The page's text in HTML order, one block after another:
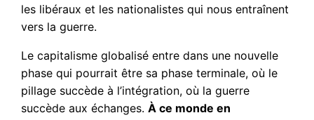
les libéraux et les nationalistes qui nous entraînent
vers la guerre.
Le capitalisme globalisé entre dans une nouvelle
phase qui pourrait être sa phase terminale, où le
pillage succède à l’intégration, où la guerre
succède aux échanges.À ce monde en